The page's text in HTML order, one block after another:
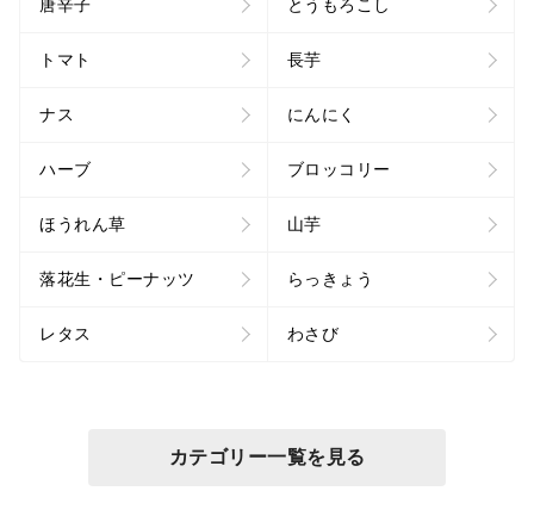
唐辛子 とうもろこし
トマト 長芋
ナス にんにく
ハーブ ブロッコリー
ほうれん草 山芋
落花生・ピーナッツ らっきょう
レタス わさび
カテゴリー一覧を見る